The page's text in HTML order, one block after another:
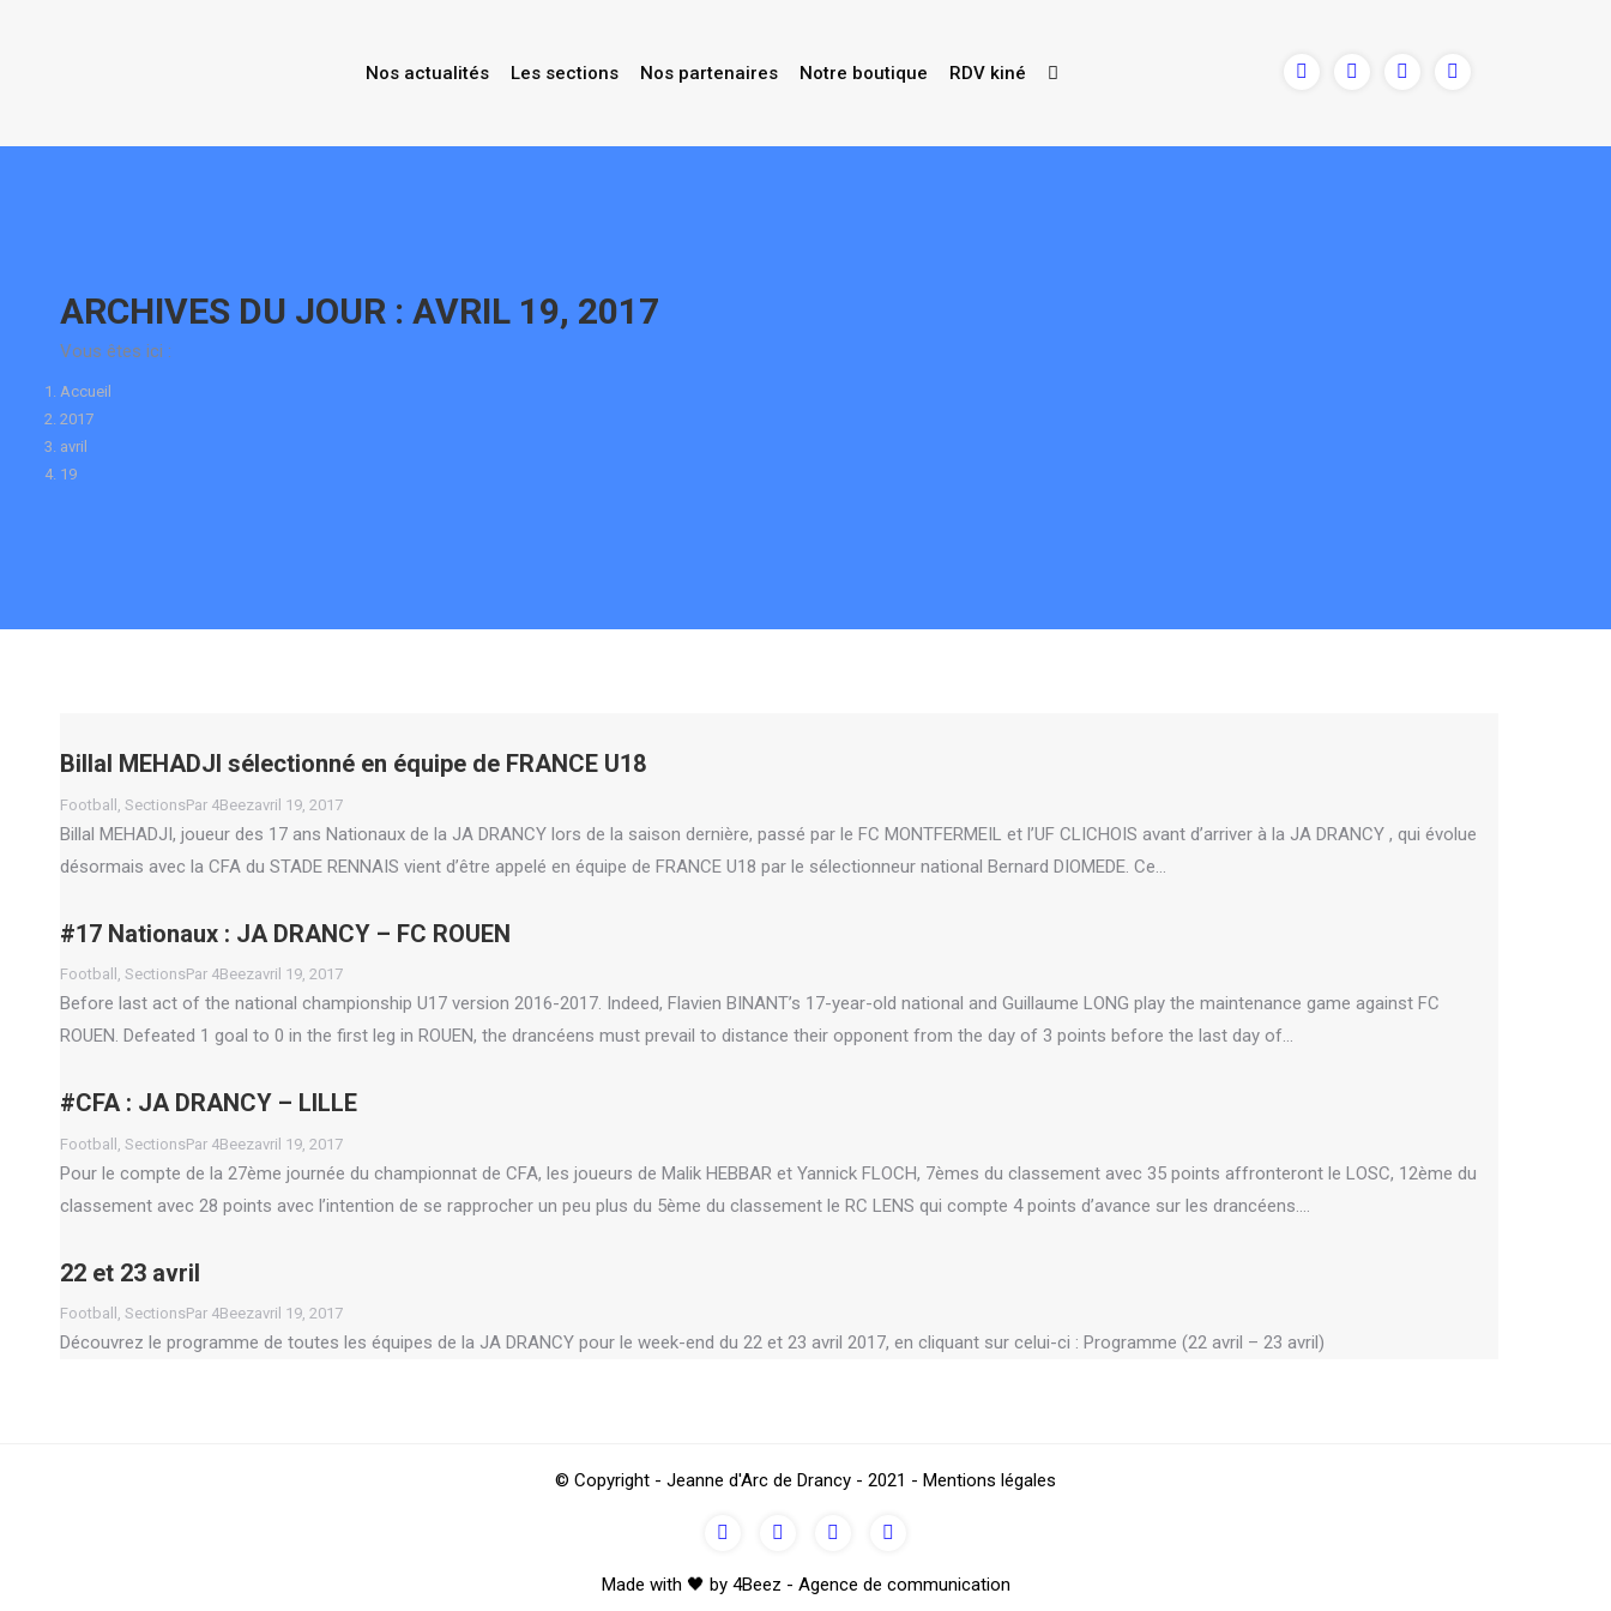
Nos actualités Les sections Nos partenaires Notre boutique RDV kiné
ARCHIVES DU JOUR : AVRIL 19, 2017
Vous êtes ici :
Accueil
2017
avril
19
Billal MEHADJI sélectionné en équipe de FRANCE U18
Football SectionsPar 4Beezavril 19, 2017
Billal MEHADJI, joueur des 17 ans Nationaux de la JA DRANCY lors de la saison dernière, passé par le FC MONTFERMEIL et l’UF CLICHOIS avant d’arriver à la JA DRANCY , qui évolue
désormais avec la CFA du STADE RENNAIS vient d’être appelé en équipe de FRANCE U18 par le sélectionneur national Bernard DIOMEDE. Ce…
#17 Nationaux : JA DRANCY – FC ROUEN
Football , SectionsPar 4Beezavril 19, 2017
Before last act of the national championship U17 version 2016-2017. Indeed, Flavien BINANT’s 17-year-old national and Guillaume LONG play the maintenance game against FC
ROUEN. Defeated 1 goal to 0 in the first leg in ROUEN, the drancéens must prevail to distance their opponent from the day of 3 points before the last day of…
#CFA : JA DRANCY – LILLE
Football SectionsPar 4Beezavril 19, 2017
Pour le compte de la 27ème journée du championnat de CFA, les joueurs de Malik HEBBAR et Yannick FLOCH, 7èmes du classement avec 35 points affronteront le LOSC, 12ème du
classement avec 28 points avec l’intention de se rapprocher un peu plus du 5ème du classement le RC LENS qui compte 4 points d’avance sur les drancéens.…
22 et 23 avril
Football , SectionsPar 4Beezavril 19, 2017
Découvrez le programme de toutes les équipes de la JA DRANCY pour le week-end du 22 et 23 avril 2017, en cliquant sur celui-ci : Programme (22 avril – 23 avril)
© Copyright - Jeanne d'Arc de Drancy - 2021 - Mentions légales
Made with 🖤 by 4Beez - Agence de communication